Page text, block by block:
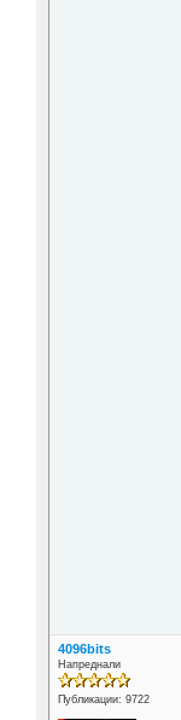
4096bits
Напреднали
Публикации: 9722